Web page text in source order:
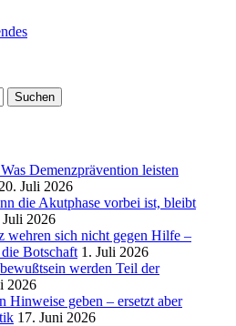
Demenzprävention leisten
20. Juli 2026
die Akutphase vorbei ist, bleibt
Juli 2026
wehren sich nicht gegen Hilfe –
Botschaft 1. Juli 2026
werden Teil der
2026
Hinweise geben – ersetzt aber
17. Juni 2026